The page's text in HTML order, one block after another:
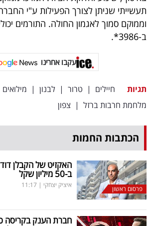
פרסמו
באייס
תעשייתי שניתן לצורך הפעילות ע"י
וממוקם סמוך לאגמון החולה. התורמים
ב-3986*.
עקבו אחרינו
תגיות חיילים | טרור | לבנון | מילואים
מלחמת חרבות ברזל | צפון
הכתבות החמות
פרסום ראשון
האקזיט של הקבלן
ב-50 מיליון שקל
איציק יצחקי |
11:17
חברת הענק בקריסה